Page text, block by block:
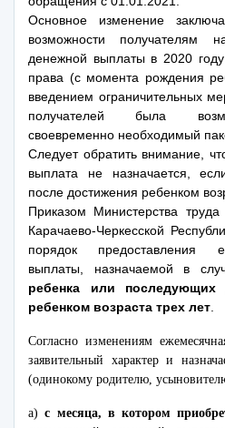
Основное изменение
возможности получателям
денежной выплаты в 2020
права (с момента рождения
введением ограничительных
получателей была
своевременно необходимый
Следует обратить внимание,
выплата не назначается,
после достижения ребенком
Приказом Министерства
Карачаево-Черкесской
порядок предоставления
выплаты, назначаемой в
ребенка или последующих
ребенком возраста трех лет
Согласно изменениям
заявительный характер и
(одинокому родителю,
а)с месяца, в котором